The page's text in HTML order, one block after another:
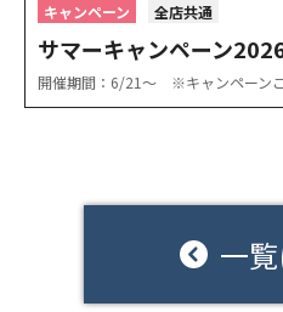
キャンペーン 全店共通
サマーキャンペーン
開催期間：6/21〜 ※キャンペーン
一